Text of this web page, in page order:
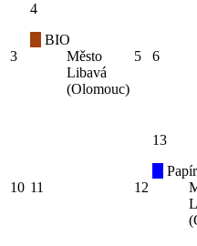
3
4
BIO
Město
Libavá
(Olomouc)
5 6
10 11 12
13
Papír